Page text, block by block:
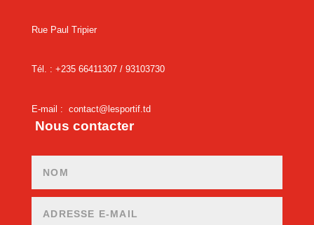
Rue Paul Tripier
Tél. : +235 66411307 / 93103730
E-mail : contact@lesportif.td
Nous contacter